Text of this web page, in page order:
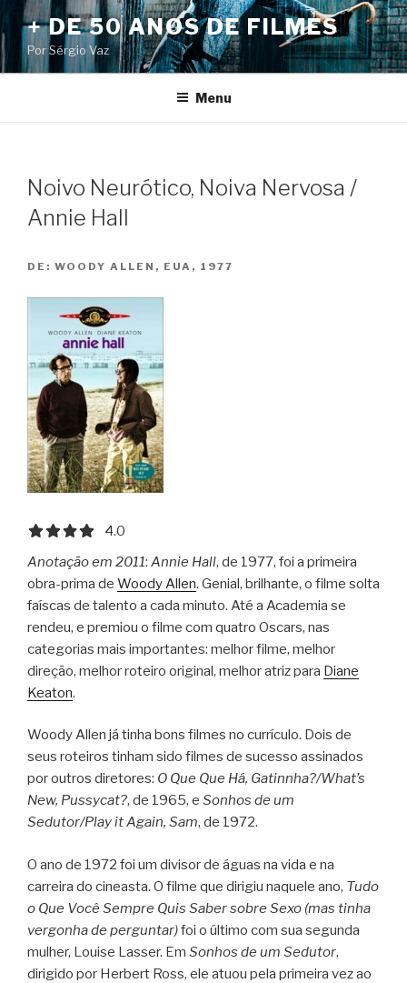
Pular
para
o
conteúdo
+ DE 50 ANOS DE FILMES
Por Sérgio Vaz
Menu
Noivo Neurótico, Noiva Nervosa /
Annie Hall
DE: WOODY ALLEN, EUA, 1977
4.0 out of 5.0 stars
4.0
Anotação em 2011: Annie Hall, de 1977, foi a primeira
obra-prima de Woody Allen. Genial, brilhante, o filme solta
faíscas de talento a cada minuto. Até a Academia se
rendeu, e premiou o filme com quatro Oscars, nas
categorias mais importantes: melhor filme, melhor
direção, melhor roteiro original, melhor atriz para Diane
Keaton.
Woody Allen já tinha bons filmes no currículo. Dois de
seus roteiros tinham sido filmes de sucesso assinados
por outros diretores: O Que Que Há, Gatinnha?/What’s
New, Pussycat?, de 1965, e Sonhos de um
Sedutor/Play it Again, Sam, de 1972.
O ano de 1972 foi um divisor de águas na vida e na
carreira do cineasta. O filme que dirigiu naquele ano, Tudo
o Que Você Sempre Quis Saber sobre Sexo (mas tinha
vergonha de perguntar)foi o último com sua segunda
mulher, Louise Lasser. Em Sonhos de um Sedutor,
dirigido por Herbert Ross, ele atuou pela primeira vez ao